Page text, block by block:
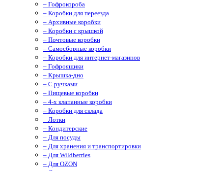
– Гофрокороба
– Коробки для переезда
– Архивные коробки
– Коробки с крышкой
– Почтовые коробки
– Самосборные коробки
– Коробки для интернет-магазинов
– Гофроящики
– Крышка-дно
– С ручками
– Пищевые коробки
– 4-х клапанные коробки
– Коробки для склада
– Лотки
– Кондитерские
– Для посуды
– Для хранения и транспортировки
– Для Wildberries
– Для OZON